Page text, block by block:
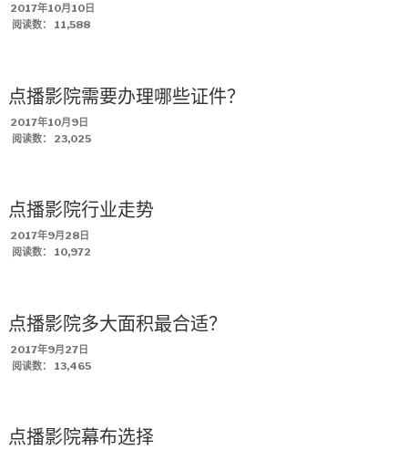
发
布
2017年10月10日
阅读数： 11,588
点播影院需要办理哪些证件？
发
布
2017年10月9日
阅读数： 23,025
点播影院行业走势
发
布
2017年9月28日
阅读数： 10,972
点播影院多大面积最合适？
发
布
2017年9月27日
阅读数： 13,465
点播影院幕布选择